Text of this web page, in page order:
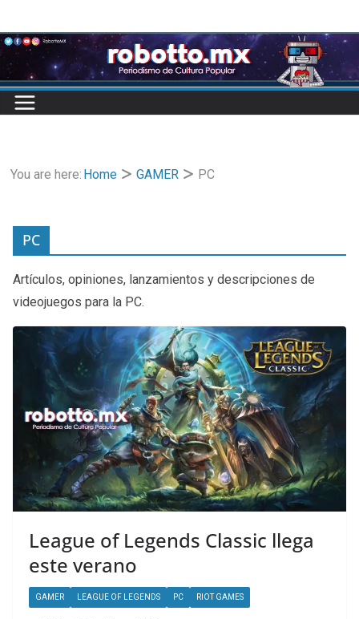
to
content
You are here: Home GAMER PC
PC
Artículos, opiniones, lanzamientos y descripciones de
videojuegos para la PC.
League of Legends Classic llega
este verano
GAMER LEAGUE OF LEGENDS PC RIOT GAMES